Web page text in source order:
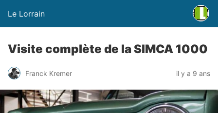
Le Lorrain
Visite complète de la SIMCA 1000
Franck Kremer il y a 9 ans